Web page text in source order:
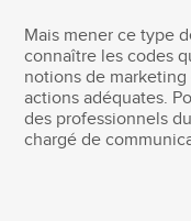
Mais mener ce type
connaître les codes
notions de
actions adéquates.
des professionnels
chargé de